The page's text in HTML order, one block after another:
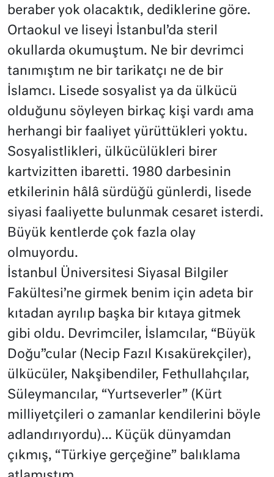
beraber yok olacaktık, dediklerine göre.
Ortaokul ve liseyi İstanbul’da steril
okullarda okumuştum. Ne bir devrimci
tanımıştım ne bir tarikatçı ne de bir
İslamcı. Lisede sosyalist ya da ülkücü
olduğunu söyleyen birkaç kişi vardı ama
herhangi bir faaliyet yürüttükleri yoktu.
Sosyalistlikleri, ülkücülükleri birer
kartvizitten ibaretti. 1980 darbesinin
etkilerinin hâlâ sürdüğü günlerdi, lisede
siyasi faaliyette bulunmak cesaret isterdi.
Büyük kentlerde çok fazla olay
olmuyordu.
İstanbul Üniversitesi Siyasal Bilgiler
Fakültesi’ne girmek benim için adeta bir
kıtadan ayrılıp başka bir kıtaya gitmek
gibi oldu. Devrimciler, İslamcılar, “Büyük
Doğu”cular (Necip Fazıl Kısakürekçiler),
ülkücüler, Nakşibendiler, Fethullahçılar,
Süleymancılar, “Yurtseverler” (Kürt
milliyetçileri o zamanlar kendilerini böyle
adlandırıyordu)… Küçük dünyamdan
çıkmış, “Türkiye gerçeğine” balıklama